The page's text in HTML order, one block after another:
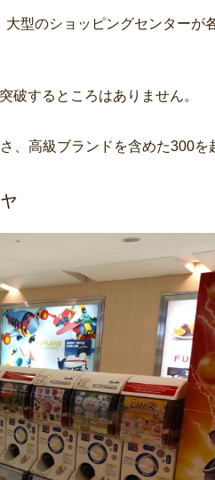
型のショッピングセンターが
破するところはありません。
、高級ブランドを含めた300